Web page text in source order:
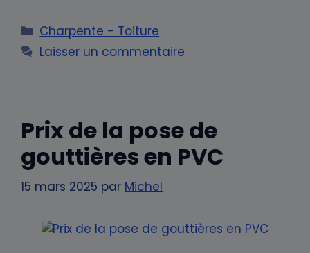
Catégories
Charpente - Toiture
Laisser un commentaire
Prix de la pose de
gouttières en PVC
15 mars 2025 par Michel